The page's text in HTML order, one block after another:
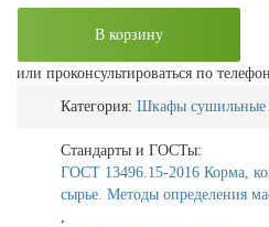
В корзину
или проконсультироваться по
Категория: Шкафы сушильные
Стандарты и ГОСТы:
ГОСТ 13496.15-2016 Корма,
сырье. Методы определения